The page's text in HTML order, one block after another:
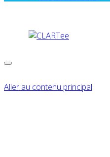
Aller au contenu principal